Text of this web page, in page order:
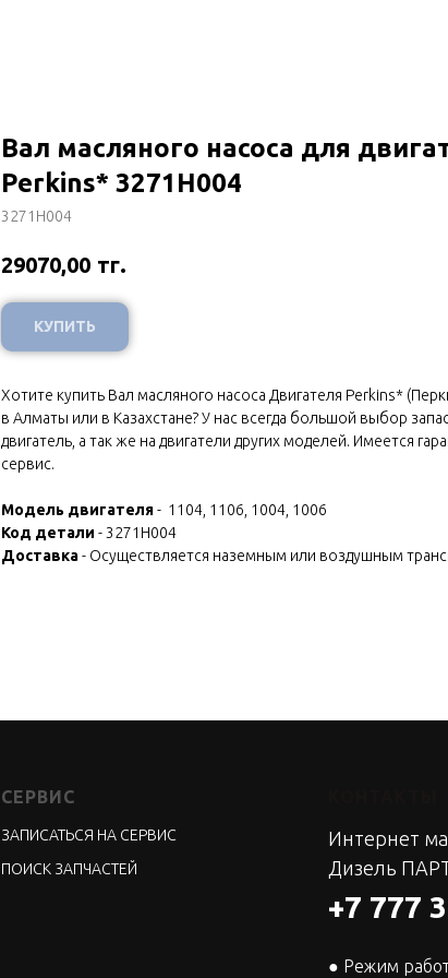
Вал масляного насоса для
Perkins* 3271H004
3271H004
29070,00 тг.
КУПИТЬ
Хотите купить Вал масляного насоса Двигателя Perkins*
в Алматы или в Казахстане? У нас всегда большой выбор
двигатель, а так же на двигатели других моделей. Имеется
сервис.
Модель двигателя- 1104, 1106, 1004, 1006
Код детали - 3271H004
Доставка- Осуществляется наземным или воздушным
СЕРВИС
ЗАПИСАТЬСЯ НА СЕРВИС
ПОИСК ЗАПЧАСТЕЙ
Интернет
Дизель
+7 777
● Режим